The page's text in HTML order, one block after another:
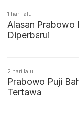
1 hari lalu
Alasan Prabowo
Diperbarui
2 hari lalu
Prabowo Puji
Tertawa